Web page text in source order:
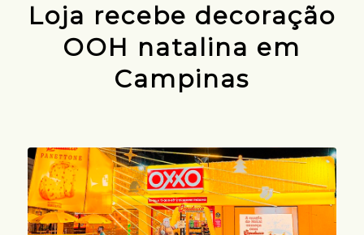
Loja recebe decoração
OOH natalina em
Campinas